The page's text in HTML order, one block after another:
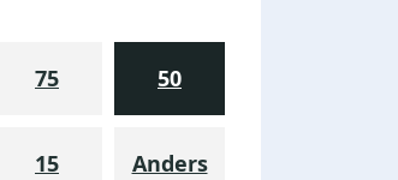
75 50
15 Anders